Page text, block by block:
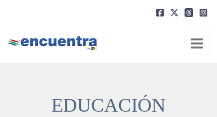
EDUCACIÓN